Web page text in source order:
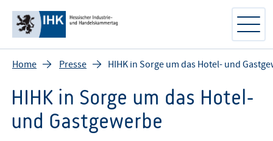
Home Presse HIHK in Sorge um das Hotel- und
HIHK in Sorge um das Hotel-
und Gastgewerbe